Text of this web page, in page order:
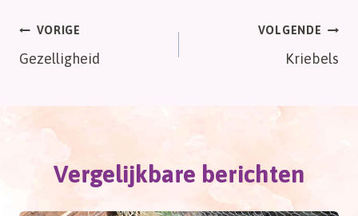
Bericht
navigatie
VORIGE
Gezelligheid
VOLGENDE
Kriebels
Vergelijkbare berichten